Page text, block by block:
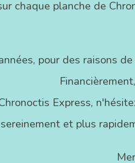
chaque planche de
pour des raisons
Express,
sereinement et plus